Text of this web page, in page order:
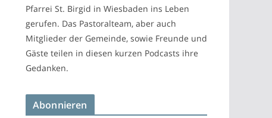
Pfarrei St. Birgid in Wiesbaden ins Leben
gerufen. Das Pastoralteam, aber auch
Mitglieder der Gemeinde, sowie Freunde und
Gäste teilen in diesen kurzen Podcasts ihre
Gedanken.
Abonnieren